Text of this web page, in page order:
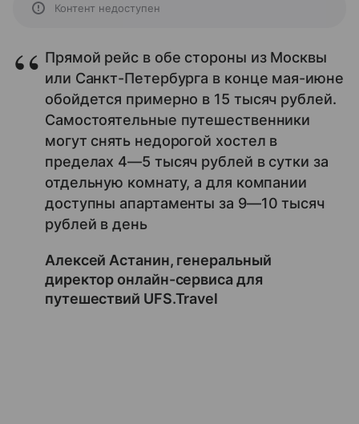
Контент недоступен
Прямой рейс в обе стороны из Москвы
или Санкт-Петербурга в конце мая-июне
обойдется примерно в 15 тысяч рублей.
Самостоятельные путешественники
могут снять недорогой хостел в
пределах 4—5 тысяч рублей в сутки за
отдельную комнату, а для компании
доступны апартаменты за 9—10 тысяч
рублей в день
Алексей Астанин, генеральный
директор онлайн-сервиса для
путешествий UFS.Travel